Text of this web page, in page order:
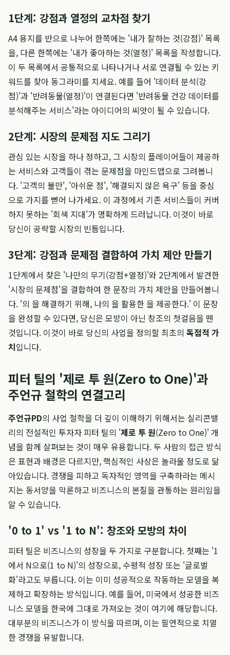
1단계: 강점과 열정의 교차점 찾기
A4 용지를 반으로 나누어 한쪽에는 '내가 잘하는 것(강점)' 목록
을, 다른 한쪽에는 '내가 좋아하는 것(열정)' 목록을 작성합니다.
이 두 목록에서 공통적으로 나타나거나 서로 연결될 수 있는 키
워드를 찾아 동그라미를 치세요. 예를 들어 '데이터 분석(강
점)'과 '반려동물(열정)'이 연결된다면 '반려동물 건강 데이터를
분석해주는 서비스'라는 아이디어의 씨앗이 될 수 있습니다.
2단계: 시장의 문제점 지도 그리기
관심 있는 시장을 하나 정하고, 그 시장의 플레이어들이 제공하
는 서비스와 고객들이 겪는 문제점을 마인드맵으로 그려봅니
다. '고객의 불만', '아쉬운 점', '해결되지 않은 욕구' 등을 중심
으로 가지를 뻗어 나가세요. 이 과정에서 기존 서비스들이 커버
하지 못하는 '회색 지대'가 명확하게 드러납니다. 이것이 바로
당신이 공략할 시장의 빈틈입니다.
3단계: 강점과 문제점 결합하여 가치 제안 만들기
1단계에서 찾은 '나만의 무기(강점+열정)'와 2단계에서 발견한
'시장의 문제점'을 결합하여 한 문장의 가치 제안을 만들어봅니
다. '의 을 해결하기 위해, 나의 을 활용한 을 제공한다.' 이 문장
을 완성할 수 있다면, 당신은 모방이 아닌 창조의 첫걸음을 뗀
것입니다. 이것이 바로 당신의 사업을 정의할 최초의 독점적 가
치입니다.
피터 틸의 '제로 투 원(Zero to One)'과
주언규 철학의 연결고리
주언규PD의 사업 철학을 더 깊이 이해하기 위해서는 실리콘밸
리의 전설적인 투자자 피터 틸의 '제로 투 원(Zero to One)' 개
념을 함께 살펴보는 것이 매우 유용합니다. 두 사람의 접근 방식
은 표현과 배경은 다르지만, 핵심적인 사상은 놀라울 정도로 닮
아있습니다. 경쟁을 피하고 독자적인 영역을 구축하라는 메시
지는 동서양을 막론하고 비즈니스의 본질을 관통하는 원리임을
알 수 있습니다.
'0 to 1' vs '1 to N': 창조와 모방의 차이
피터 틸은 비즈니스의 성장을 두 가지로 구분합니다. 첫째는 '1
에서 N으로(1 to N)'의 성장으로, 수평적 성장 또는 '글로벌
화'라고도 부릅니다. 이는 이미 성공적으로 작동하는 모델을 복
제하고 확장하는 방식입니다. 예를 들어, 미국에서 성공한 비즈
니스 모델을 한국에 그대로 가져오는 것이 여기에 해당합니다.
대부분의 비즈니스가 이 방식을 따르며, 이는 필연적으로 치열
한 경쟁을 유발합니다.